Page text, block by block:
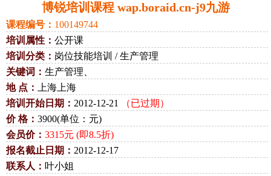
博锐培训课程 wap.boraid.cn-j9九游
课程编号： 100149744
培训属性： 公开课
培训分类： 岗位技能培训 / 生产管理
关键词： 生产管理、
地 点：
上海上海
培训开始日期： 2012-12-21
（已过期）
价 格： 3900(单位：元)
会员价： 3315元 (即8.5折)
报名截止日期： 2012-12-17
联系人： 叶小姐